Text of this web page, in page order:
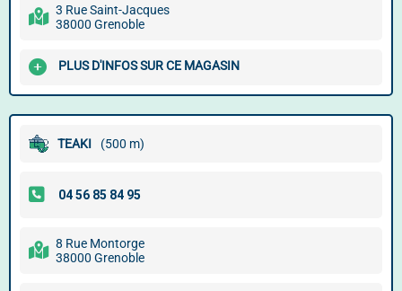
3 Rue Saint-Jacques
38000 Grenoble
PLUS D'INFOS SUR CE MAGASIN
TEAKI (500 m)
8 Rue Montorge
38000 Grenoble